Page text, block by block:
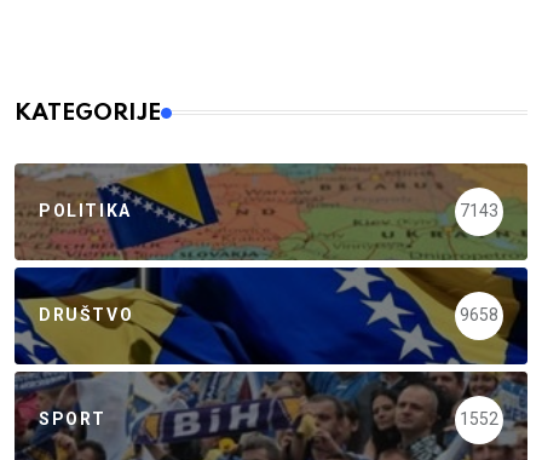
KATEGORIJE
POLITIKA 7143
DRUŠTVO 9658
SPORT 1552